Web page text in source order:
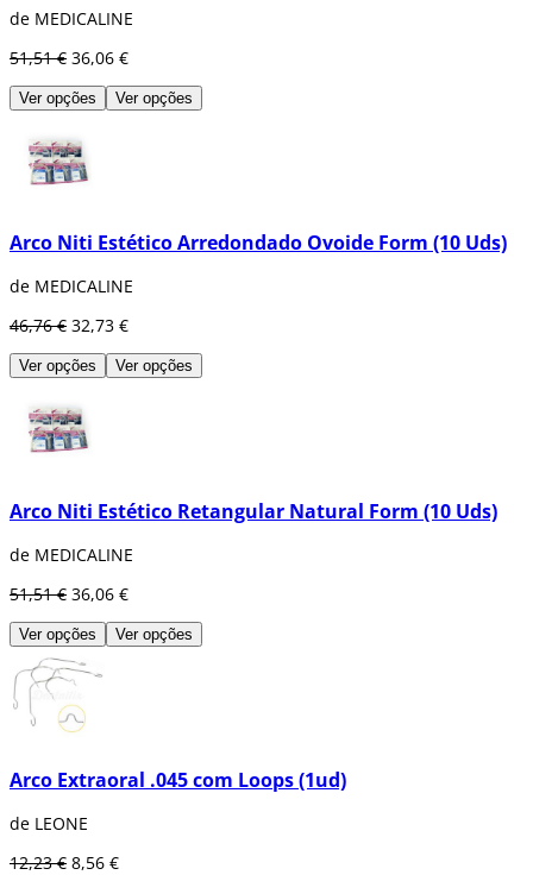
de MEDICALINE
51,51 € 36,06 €
Ver opções Ver opções
Arco Niti Estético Arredondado Ovoide Form (10 Uds)
de MEDICALINE
46,76 € 32,73 €
Ver opções Ver opções
Arco Niti Estético Retangular Natural Form (10 Uds)
de MEDICALINE
51,51 € 36,06 €
Ver opções Ver opções
Arco Extraoral .045 com Loops (1ud)
de LEONE
12,23 € 8,56 €